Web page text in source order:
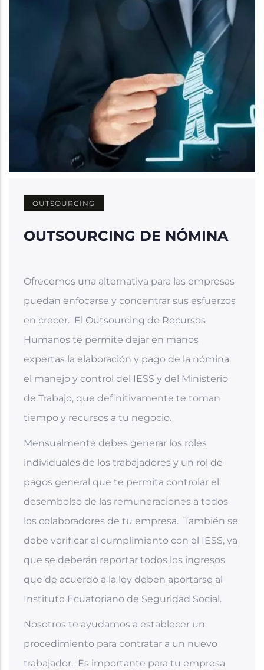
OUTSOURCING
OUTSOURCING DE NÓMINA
Ofrecemos una alternativa para las empresas
puedan enfocarse y concentrar sus esfuerzos
en crecer. El Outsourcing de Recursos
Humanos te permite dejar en manos
expertas la elaboración y pago de la nómina,
el manejo y control del IESS y del Ministerio
de Trabajo, que definitivamente te toman
tiempo y recursos a tu negocio.
Mensualmente debes generar los roles
individuales de los trabajadores y un rol de
pagos general que te permita controlar el
desembolso de las remuneraciones a todos
los colaboradores de tu empresa. También se
debe verificar el cumplimiento con el IESS, ya
que se deberán reportar todos los ingresos
que de acuerdo a la ley deben aportarse al
Instituto Ecuatoriano de Seguridad Social.
Nosotros te ayudamos a establecer un
procedimiento para contratar a un nuevo
trabajador. Es importante para tu empresa